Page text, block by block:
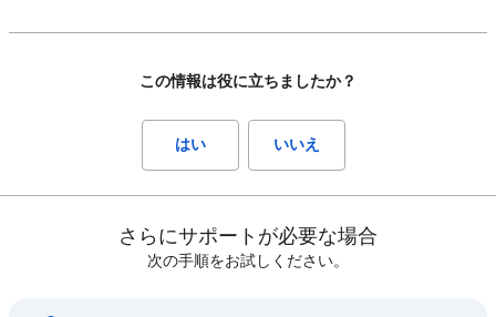
この情報は役に立ちましたか？
はい いいえ
さらにサポートが必要な場合
次の手順をお試しください。